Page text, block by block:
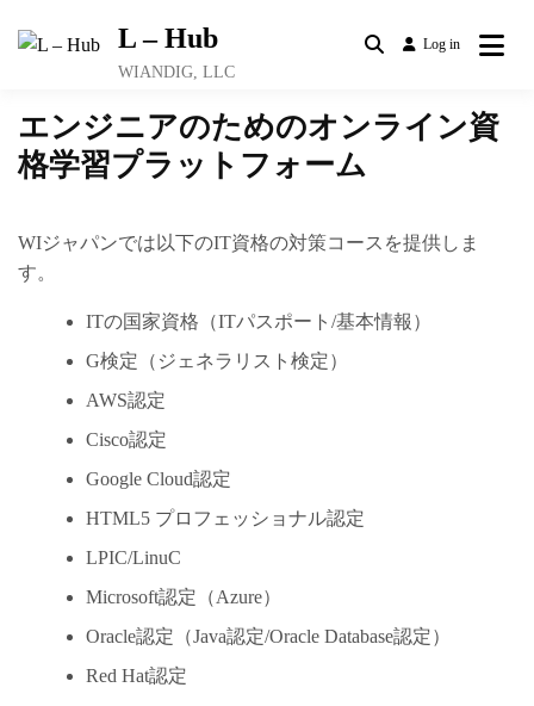
L – Hub
WIANDIG, LLC
Log in
エンジニアのためのオンライン資
格学習プラットフォーム
WIジャパンでは以下のIT資格の対策コースを提供しま
す。
ITの国家資格（ITパスポート/基本情報）
G検定（ジェネラリスト検定）
AWS認定
Cisco認定
Google Cloud認定
HTML5 プロフェッショナル認定
LPIC/LinuC
Microsoft認定（Azure）
Oracle認定（Java認定/Oracle Database認定）
Red Hat認定